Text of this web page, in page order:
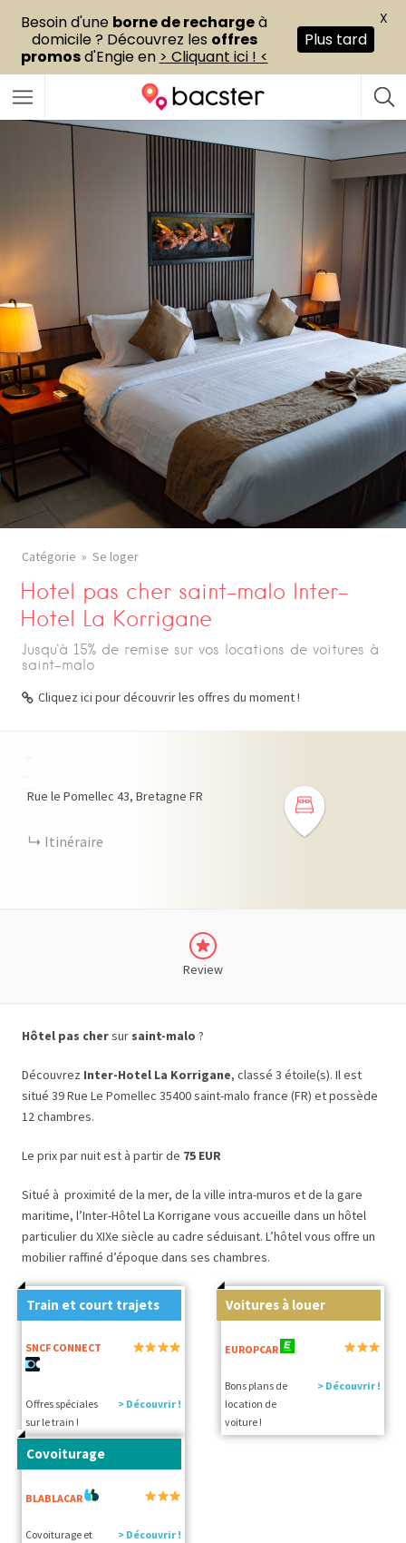
Catégorie Se loger
Hotel pas cher saint-malo Inter-
Hotel La Korrigane
Jusqu'à 15% de remise sur vos locations de voitures à
saint-malo
Cliquez ici pour découvrir les offres du moment !
Rue le Pomellec 43 Bretagne FR
Itinéraire
Review
Hôtel pas chersur saint-malo ?
Découvrez Inter-Hotel La Korrigane, classé 3 étoile(s). Il est
situé 39 Rue Le Pomellec 35400 saint-malo france (FR) et possède
12 chambres.
Le prix par nuit est à partir de 75 EUR
Situé à proximité de la mer, de la ville intra-muros et de la gare
maritime, l’Inter-Hôtel La Korrigane vous accueille dans un hôtel
particulier du XIXe siècle au cadre séduisant. L’hôtel vous offre un
mobilier raffiné d’époque dans ses chambres.
Train et court trajets
SNCF CONNECT
Offres spéciales
sur le train !
> Découvrir !
Voitures à louer
EUROPCAR
Bons plans de
location de
voiture !
> Découvrir !
Covoiturage
BLABLACAR
Covoiturage et
> Découvrir !
Besoin d'une borne de rechargeà
domicile ? Découvrez les offres
promosd'Engie en > Cliquant ici ! <
Plus tard
X